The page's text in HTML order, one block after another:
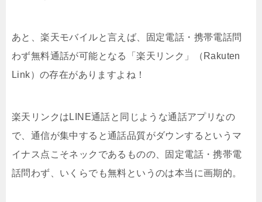
あと、楽天モバイルと言えば、固定電話・携帯電話問
わず無料通話が可能となる「楽天リンク」（Rakuten
Link）の存在がありますよね！
楽天リンクはLINE通話と同じような通話アプリなの
で、通信が集中すると通話品質がダウンするというマ
イナス点こそネックであるものの、固定電話・携帯電
話問わず、いくらでも無料というのは本当に画期的。